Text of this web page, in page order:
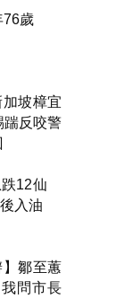
76歲
坡樟宜
踹反咬警
跌12仙
入油
】鄒至蕙
問市長